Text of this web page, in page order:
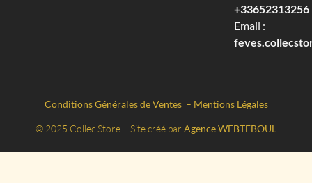
+33652313256‬
Email :
Conditions Générales de Ventes – Mentions Légales
© 2025 Collec Store – Site créé par Agence WEBTEBOUL